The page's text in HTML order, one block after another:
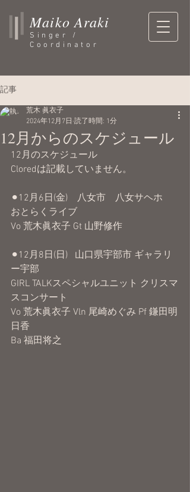
Maiko Araki
Singer /
Coordinator
記事
12月からのスケジュール
荒木 眞衣子
2024年12月7日 読了時間: 1分
12月のスケジュール
Cloredは記載していません。
⚫︎12月6日(金)    八女市　八女サヘホ
おとらくライブ
Vo 荒木眞衣子 Gt 山野修作
⚫︎12月8日(日)   山口県宇部市 ギャラリ
ー宇部
GIRL TALKスペシャルユニット クリスマ
スコンサート
Vo 荒木眞衣子 Vln 尾崎めぐみ Pf 鎌田明
日香
Ba 福田将之